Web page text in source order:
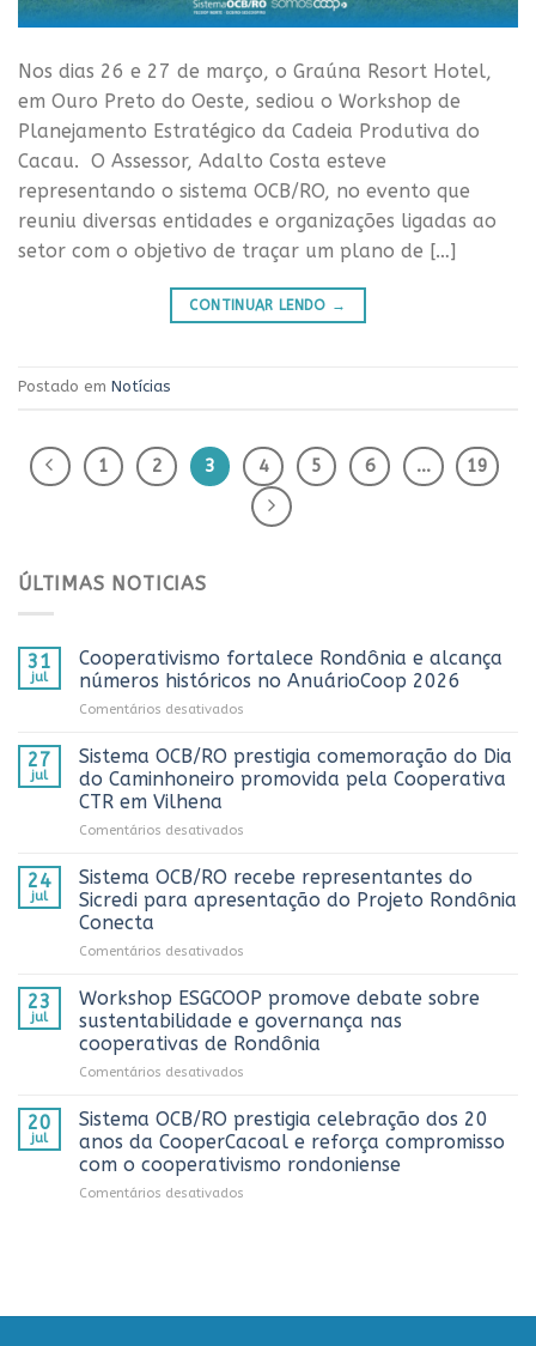
Nos dias 26 e 27 de março, o Graúna Resort Hotel,
em Ouro Preto do Oeste, sediou o Workshop de
Planejamento Estratégico da Cadeia Produtiva do
Cacau. O Assessor, Adalto Costa esteve
representando o sistema OCB/RO, no evento que
reuniu diversas entidades e organizações ligadas ao
setor com o objetivo de traçar um plano de […]
CONTINUAR LENDO →
Postado em Notícias
1 2 3 4 5 6 … 19
ÚLTIMAS NOTICIAS
31
jul
Cooperativismo fortalece Rondônia e alcança
números históricos no AnuárioCoop 2026
Comentários desativados
fortalece
Rondônia
e
no
AnuárioCoop
2026
27
jul
Sistema OCB/RO prestigia comemoração do Dia
do Caminhoneiro promovida pela Cooperativa
CTR em Vilhena
Comentários desativados
OCB/RO
prestigia
comemoração
Caminhoneiro
promovida
pela
Cooperativa
Vilhena
24
jul
Sistema OCB/RO recebe representantes do
Sicredi para apresentação do Projeto Rondônia
Conecta
Comentários desativados
OCB/RO
recebe
representantes
do
apresentação
Projeto
Rondônia
23
jul
Workshop ESGCOOP promove debate sobre
sustentabilidade e governança nas
cooperativas de Rondônia
Comentários desativados
ESGCOOP
promove
debate
sobre
Rondônia
20
jul
Sistema OCB/RO prestigia celebração dos 20
anos da CooperCacoal e reforça compromisso
com o cooperativismo rondoniense
Comentários desativados
20